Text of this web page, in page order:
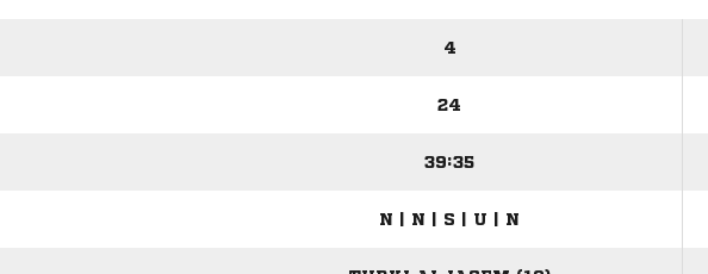
4
24
39:35
N | N | S | U | N